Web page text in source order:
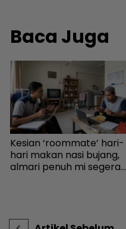
Baca Juga
Kesian ‘roommate’ hari-
hari makan nasi bujang,
almari penuh mi segera...